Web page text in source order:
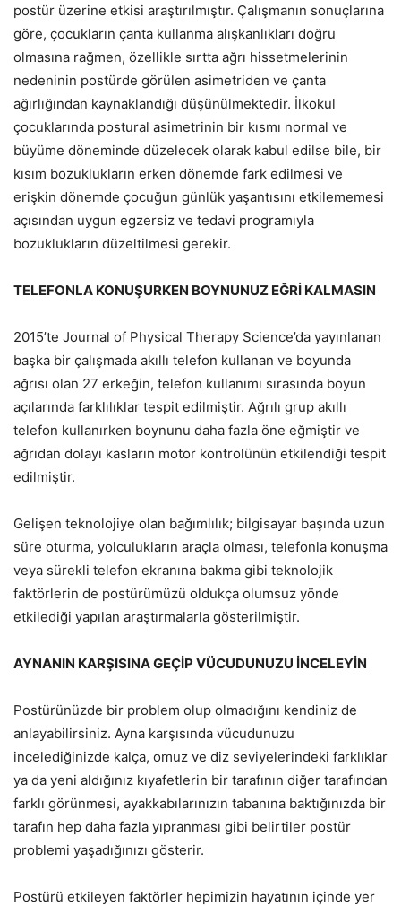
postür üzerine etkisi araştırılmıştır. Çalışmanın sonuçlarına
göre, çocukların çanta kullanma alışkanlıkları doğru
olmasına rağmen, özellikle sırtta ağrı hissetmelerinin
nedeninin postürde görülen asimetriden ve çanta
ağırlığından kaynaklandığı düşünülmektedir. İlkokul
çocuklarında postural asimetrinin bir kısmı normal ve
büyüme döneminde düzelecek olarak kabul edilse bile, bir
kısım bozuklukların erken dönemde fark edilmesi ve
erişkin dönemde çocuğun günlük yaşantısını etkilememesi
açısından uygun egzersiz ve tedavi programıyla
bozuklukların düzeltilmesi gerekir.
TELEFONLA KONUŞURKEN BOYNUNUZ EĞRİ KALMASIN
2015’te Journal of Physical Therapy Science’da yayınlanan
başka bir çalışmada akıllı telefon kullanan ve boyunda
ağrısı olan 27 erkeğin, telefon kullanımı sırasında boyun
açılarında farklılıklar tespit edilmiştir. Ağrılı grup akıllı
telefon kullanırken boynunu daha fazla öne eğmiştir ve
ağrıdan dolayı kasların motor kontrolünün etkilendiği tespit
edilmiştir.
Gelişen teknolojiye olan bağımlılık; bilgisayar başında uzun
süre oturma, yolculukların araçla olması, telefonla konuşma
veya sürekli telefon ekranına bakma gibi teknolojik
faktörlerin de postürümüzü oldukça olumsuz yönde
etkilediği yapılan araştırmalarla gösterilmiştir.
AYNANIN KARŞISINA GEÇİP VÜCUDUNUZU İNCELEYİN
Postürünüzde bir problem olup olmadığını kendiniz de
anlayabilirsiniz. Ayna karşısında vücudunuzu
incelediğinizde kalça, omuz ve diz seviyelerindeki farklıklar
ya da yeni aldığınız kıyafetlerin bir tarafının diğer tarafından
farklı görünmesi, ayakkabılarınızın tabanına baktığınızda bir
tarafın hep daha fazla yıpranması gibi belirtiler postür
problemi yaşadığınızı gösterir.
Postürü etkileyen faktörler hepimizin hayatının içinde yer